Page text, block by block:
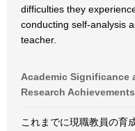
difficulties they
conducting self-analysis
teacher.
Academic Significance
Research Achievements
これまでに現職教員の育